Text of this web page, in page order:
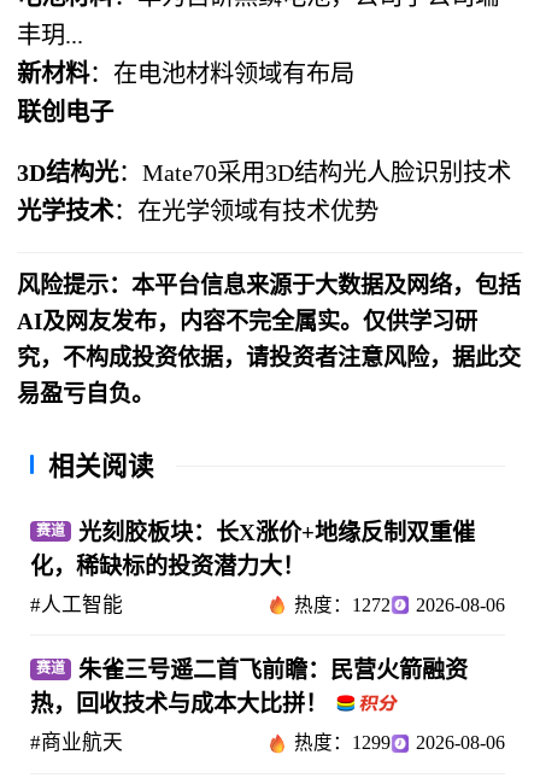
丰玥...
新材料：在电池材料领域有布局
联创电子
3D结构光：Mate70采用3D结构光人脸识别技术
光学技术：在光学领域有技术优势
风险提示：本平台信息来源于大数据及网络，包括
AI及网友发布，内容不完全属实。仅供学习研
究，不构成投资依据，请投资者注意风险，据此交
易盈亏自负。
相关阅读
赛道
光刻胶板块：长X涨价+地缘反制双重催
化，稀缺标的投资潜力大！
#人工智能 热度：1272 2026-08-06
赛道
朱雀三号遥二首飞前瞻：民营火箭融资
热，回收技术与成本大比拼！
#商业航天 热度：1299 2026-08-06